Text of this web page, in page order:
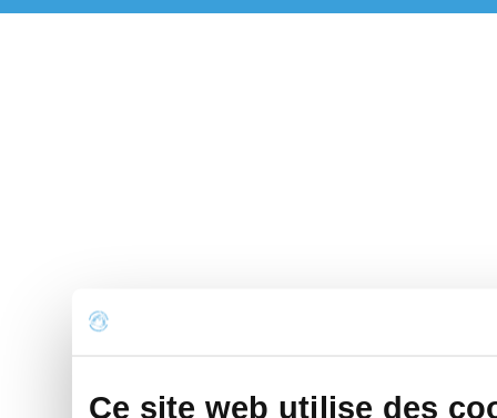
Ce site web utilise des